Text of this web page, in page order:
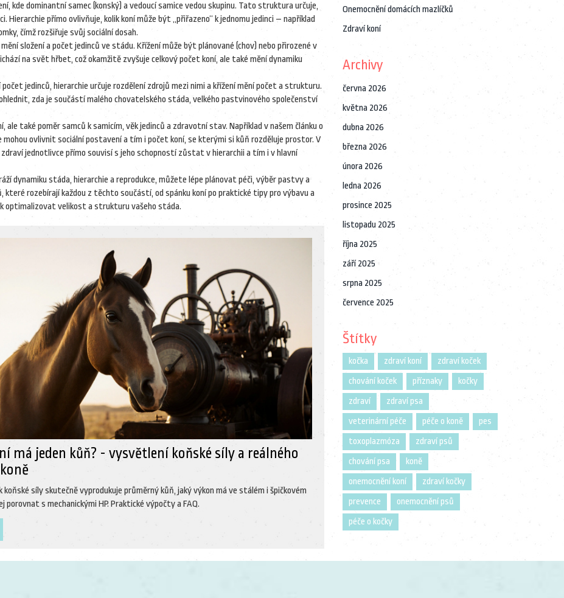
kde dominantní samec (konský) a vedoucí samice vedou skupinu. Tato struktura určuje,
Hierarchie přímo ovlivňuje, kolik koní může být „přiřazeno“ k jednomu jedinci – například
čímž rozšiřuje svůj sociální dosah.
složení a počet jedinců ve stádu. Křížení může být plánované (chov) nebo přirozené v
na svět hřbet, což okamžitě zvyšuje celkový počet koní, ale také mění dynamiku
jedinců, hierarchie určuje rozdělení zdrojů mezi nimi a křížení mění počet a strukturu.
zda je součástí malého chovatelského stáda, velkého pastvinového společenství
také poměr samců k samicím, věk jedinců a zdravotní stav. Například v našem článku o
mohou ovlivnit sociální postavení a tím i počet koní, se kterými si kůň rozděluje prostor. V
zdraví jednotlivce přímo souvisí s jeho schopností zůstat v hierarchii a tím i v hlavní
dynamiku stáda, hierarchie a reprodukce, můžete lépe plánovat péči, výběr pastvy a
které rozebírají každou z těchto součástí, od spánku koní po praktické tipy pro výbavu a
optimalizovat velikost a strukturu vašeho stáda.
má jeden kůň? - vysvětlení koňské síly a reálného
síly skutečně vyprodukuje průměrný kůň, jaký výkon má ve stálém i špičkovém
porovnat s mechanickými HP. Praktické výpočty a FAQ.
Onemocnění domácích mazlíčků
Zdraví koní
Archivy
června 2026
května 2026
dubna 2026
března 2026
února 2026
ledna 2026
prosince 2025
listopadu 2025
října 2025
září 2025
srpna 2025
července 2025
Štítky
kočka zdraví koní
zdraví koček
chování koček
příznaky
kočky
zdraví
zdraví psa
veterinární péče
péče o koně
pes
toxoplazmóza
zdraví psů
chování psa
koně
onemocnění koní
zdraví kočky
prevence
onemocnění psů
péče o kočky